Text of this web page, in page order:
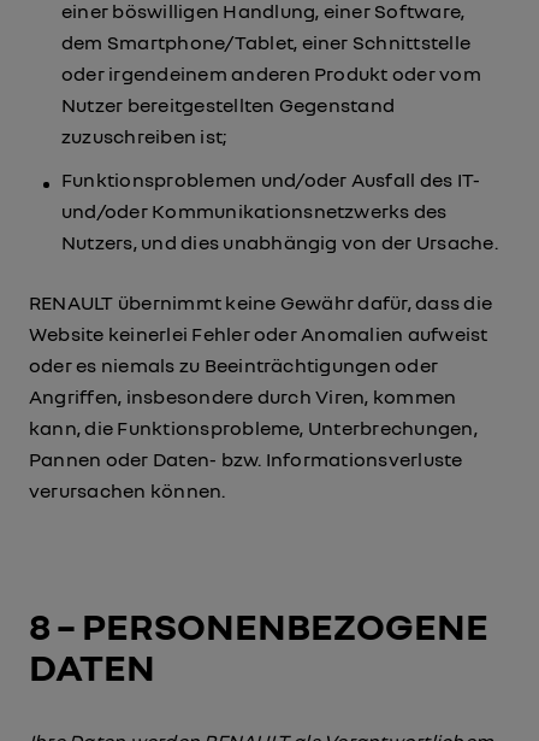
einer böswilligen Handlung, einer Software,
dem Smartphone/Tablet, einer Schnittstelle
oder irgendeinem anderen Produkt oder vom
Nutzer bereitgestellten Gegenstand
zuzuschreiben ist;
Funktionsproblemen und/oder Ausfall des IT-
und/oder Kommunikationsnetzwerks des
Nutzers, und dies unabhängig von der Ursache.
RENAULT übernimmt keine Gewähr dafür, dass die
Website keinerlei Fehler oder Anomalien aufweist
oder es niemals zu Beeinträchtigungen oder
Angriffen, insbesondere durch Viren, kommen
kann, die Funktionsprobleme, Unterbrechungen,
Pannen oder Daten- bzw. Informationsverluste
verursachen können.
8 – PERSONENBEZOGENE
DATEN